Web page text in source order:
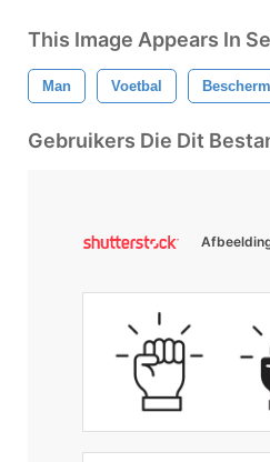
This Image Appears In
Man Voetbal
Gebruikers Die Dit